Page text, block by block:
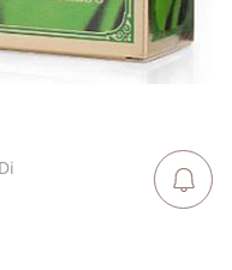
Одноклассники
Сообщить